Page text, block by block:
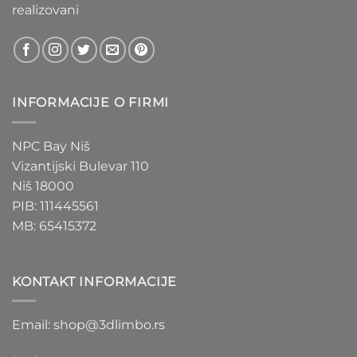
realizovani
INFORMACIJE O FIRMI
NPC Bay Niš
Vizantijski Bulevar 110
Niš 18000
PIB: 111445561
MB: 65415372
KONTAKT INFORMACIJE
Email: shop@3dlimbo.rs